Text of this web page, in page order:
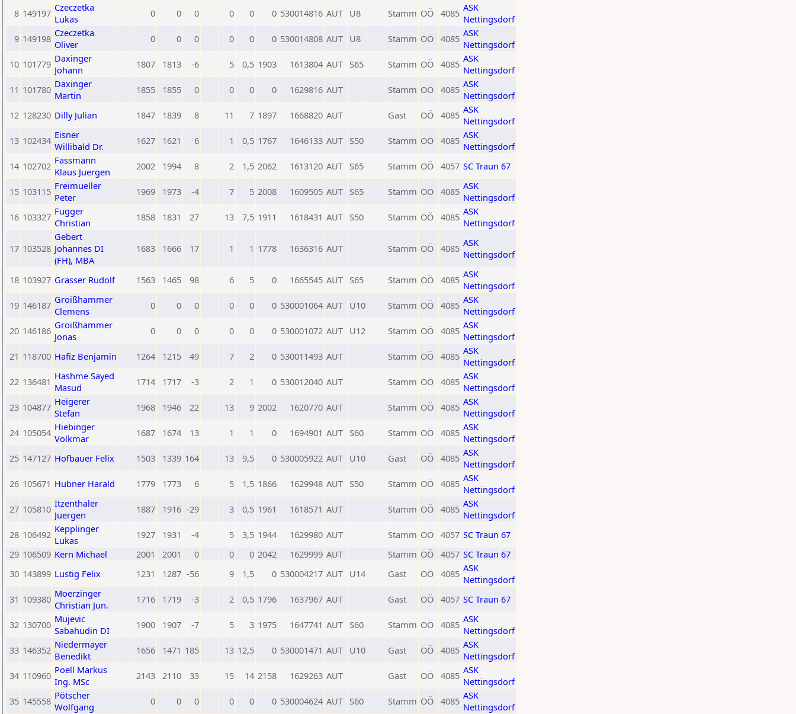
8 149197 Czeczetka
Lukas
0 0 0 0 0 0 530014816 AUT U8 Stamm OÖ 4085 ASK
Nettingsdorf
9 149198 Czeczetka
Oliver
0 0 0 0 0 0 530014808 AUT U8 Stamm OÖ 4085 ASK
Nettingsdorf
10 101779 Daxinger
Johann
1807 1813 -6 5 0,5 1903 1613804 AUT S65 Stamm OÖ 4085 ASK
Nettingsdorf
11 101780 Daxinger
Martin
1855 1855 0 0 0 0 1629816 AUT Stamm OÖ 4085 ASK
Nettingsdorf
12 128230 Dilly Julian 1847 1839 8 11 7 1897 1668820 AUT Gast OÖ 4085 ASK
Nettingsdorf
13 102434 Eisner
Willibald Dr.
1627 1621 6 1 0,5 1767 1646133 AUT S50 Stamm OÖ 4085 ASK
Nettingsdorf
14 102702 Fassmann
Klaus Juergen
2002 1994 8 2 1,5 2062 1613120 AUT S65 Stamm OÖ 4057 SC Traun 67
15 103115 Freimueller
Peter
1969 1973 -4 7 5 2008 1609505 AUT S65 Stamm OÖ 4085 ASK
Nettingsdorf
16 103327 Fugger
Christian
1858 1831 27 13 7,5 1911 1618431 AUT S50 Stamm OÖ 4085 ASK
Nettingsdorf
17 103528
Gebert
Johannes DI
(FH), MBA
1683 1666 17 1 1 1778 1636316 AUT Stamm OÖ 4085 ASK
Nettingsdorf
18 103927 Grasser Rudolf 1563 1465 98 6 5 0 1665545 AUT S65 Stamm OÖ 4085 ASK
Nettingsdorf
19 146187 Groißhammer
Clemens
0 0 0 0 0 0 530001064 AUT U10 Stamm OÖ 4085 ASK
Nettingsdorf
20 146186 Groißhammer
Jonas
0 0 0 0 0 0 530001072 AUT U12 Stamm OÖ 4085 ASK
Nettingsdorf
21 118700 Hafiz Benjamin 1264 1215 49 7 2 0 530011493 AUT Stamm OÖ 4085 ASK
Nettingsdorf
22 136481 Hashme Sayed
Masud
1714 1717 -3 2 1 0 530012040 AUT Stamm OÖ 4085 ASK
Nettingsdorf
23 104877 Heigerer
Stefan
1968 1946 22 13 9 2002 1620770 AUT Stamm OÖ 4085 ASK
Nettingsdorf
24 105054 Hiebinger
Volkmar
1687 1674 13 1 1 0 1694901 AUT S60 Stamm OÖ 4085 ASK
Nettingsdorf
25 147127 Hofbauer Felix 1503 1339 164 13 9,5 0 530005922 AUT U10 Gast OÖ 4085 ASK
Nettingsdorf
26 105671 Hubner Harald 1779 1773 6 5 1,5 1866 1629948 AUT S50 Stamm OÖ 4085 ASK
Nettingsdorf
27 105810 Itzenthaler
Juergen
1887 1916 -29 3 0,5 1961 1618571 AUT Stamm OÖ 4085 ASK
Nettingsdorf
28 106492 Kepplinger
Lukas
1927 1931 -4 5 3,5 1944 1629980 AUT Stamm OÖ 4057 SC Traun 67
29 106509 Kern Michael 2001 2001 0 0 0 2042 1629999 AUT Stamm OÖ 4057 SC Traun 67
30 143899 Lustig Felix 1231 1287 -56 9 1,5 0 530004217 AUT U14 Gast OÖ 4085 ASK
Nettingsdorf
31 109380 Moerzinger
Christian Jun.
1716 1719 -3 2 0,5 1796 1637967 AUT Gast OÖ 4057 SC Traun 67
32 130700 Mujevic
Sabahudin DI
1900 1907 -7 5 3 1975 1647741 AUT S60 Stamm OÖ 4085 ASK
Nettingsdorf
33 146352 Niedermayer
Benedikt
1656 1471 185 13 12,5 0 530001471 AUT U10 Gast OÖ 4085 ASK
Nettingsdorf
34 110960 Poell Markus
Ing. MSc
2143 2110 33 15 14 2158 1629263 AUT Gast OÖ 4085 ASK
Nettingsdorf
35 145558 Pötscher
Wolfgang
0 0 0 0 0 0 530004624 AUT S60 Stamm OÖ 4085 ASK
Nettingsdorf